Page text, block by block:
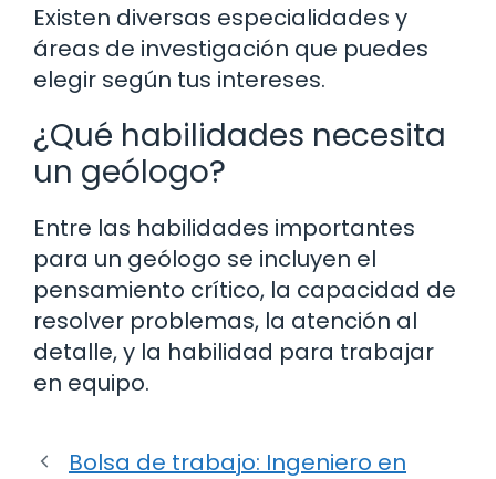
Existen diversas especialidades y
áreas de investigación que puedes
elegir según tus intereses.
¿Qué habilidades necesita
un geólogo?
Entre las habilidades importantes
para un geólogo se incluyen el
pensamiento crítico, la capacidad de
resolver problemas, la atención al
detalle, y la habilidad para trabajar
en equipo.
Bolsa de trabajo: Ingeniero en